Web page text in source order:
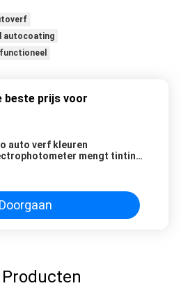
autocoating
beste prijs voor
auto verf kleuren
mengt tinting
coating
Doorgaan